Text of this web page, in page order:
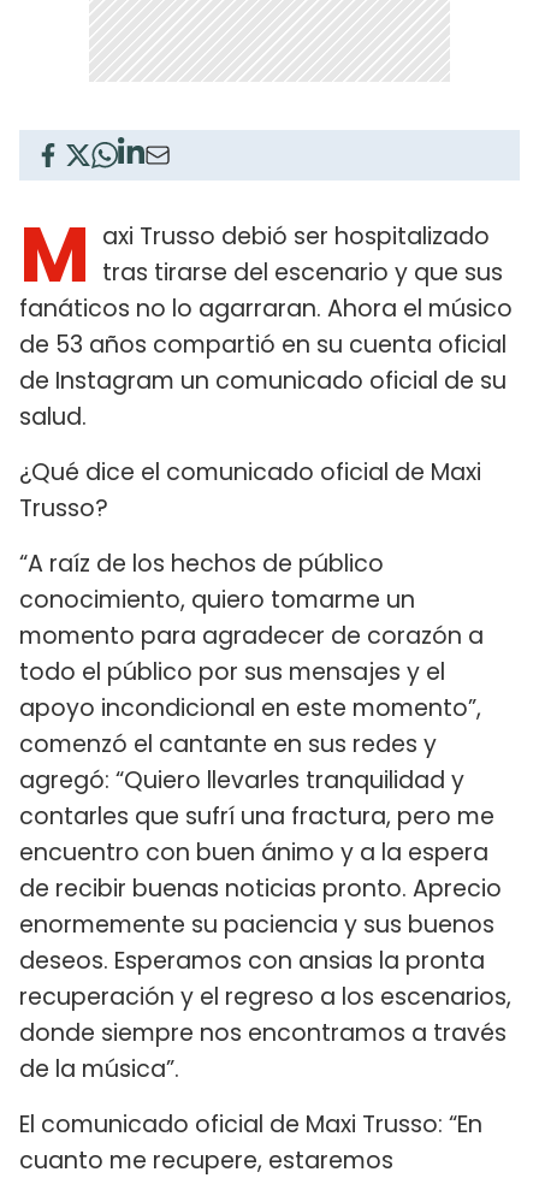
M axi Trusso debió ser hospitalizado
tras tirarse del escenario y que sus
fanáticos no lo agarraran. Ahora el músico
de 53 años compartió en su cuenta oficial
de Instagram un comunicado oficial de su
salud.
¿Qué dice el comunicado oficial de Maxi
Trusso?
“A raíz de los hechos de público
conocimiento, quiero tomarme un
momento para agradecer de corazón a
todo el público por sus mensajes y el
apoyo incondicional en este momento”,
comenzó el cantante en sus redes y
agregó: “Quiero llevarles tranquilidad y
contarles que sufrí una fractura, pero me
encuentro con buen ánimo y a la espera
de recibir buenas noticias pronto. Aprecio
enormemente su paciencia y sus buenos
deseos. Esperamos con ansias la pronta
recuperación y el regreso a los escenarios,
donde siempre nos encontramos a través
de la música”.
El comunicado oficial de Maxi Trusso: “En
cuanto me recupere, estaremos